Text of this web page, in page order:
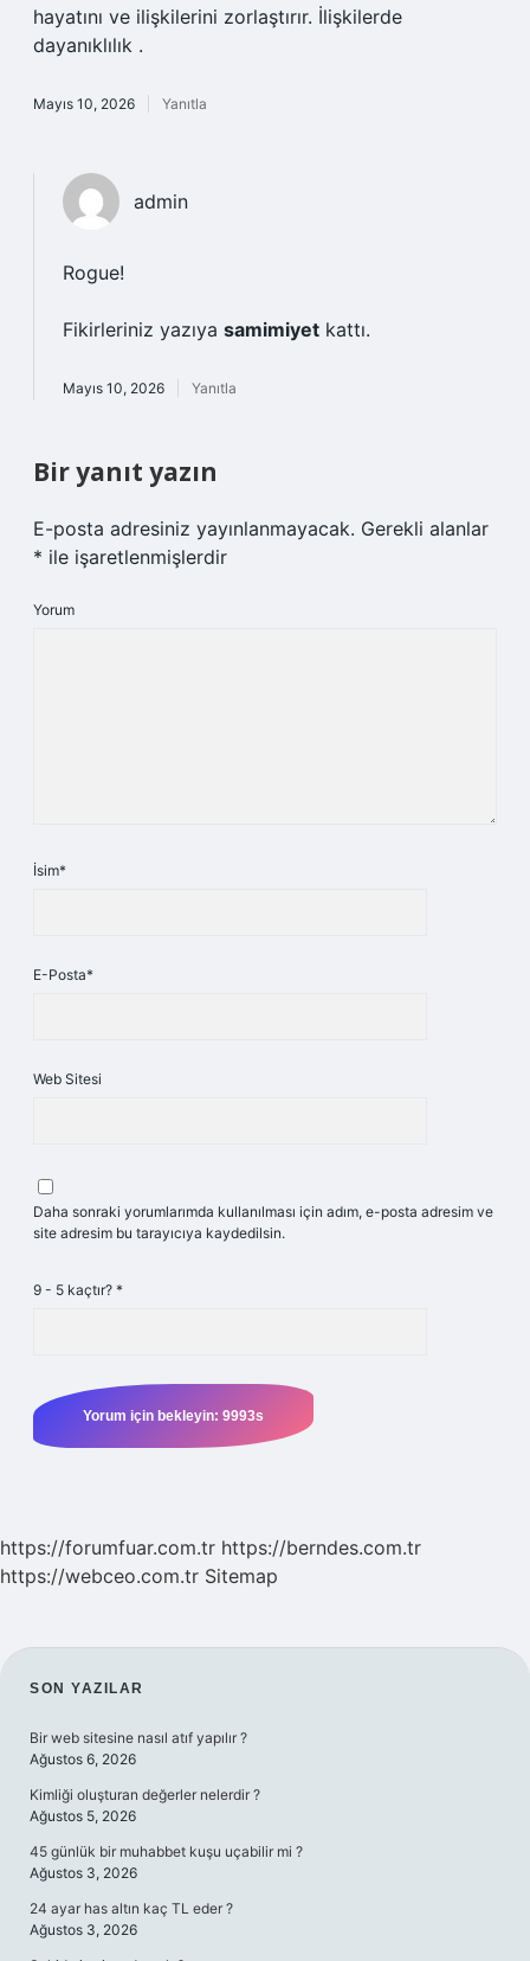
hayatını ve ilişkilerini zorlaştırır. İlişkilerde
dayanıklılık .
Mayıs 10, 2026 Yanıtla
admin
Rogue!
Fikirleriniz yazıya samimiyet kattı.
Mayıs 10, 2026 Yanıtla
Bir yanıt yazın
E-posta adresiniz yayınlanmayacak. Gerekli alanlar
* ile işaretlenmişlerdir
Yorum
İsim*
E-Posta*
Web Sitesi
Daha sonraki yorumlarımda kullanılması için adım, e-posta adresim ve
site adresim bu tarayıcıya kaydedilsin.
9 - 5 kaçtır? *
https://forumfuar.com.tr https://berndes.com.tr
https://webceo.com.tr Sitemap
SIDEBAR
SON YAZILAR
Bir web sitesine nasıl atıf yapılır ?
Ağustos 6, 2026
Kimliği oluşturan değerler nelerdir ?
Ağustos 5, 2026
45 günlük bir muhabbet kuşu uçabilir mi ?
Ağustos 3, 2026
24 ayar has altın kaç TL eder ?
Ağustos 3, 2026